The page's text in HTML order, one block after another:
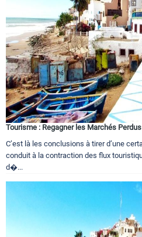
Tourisme : Regagner les Marchés Perdus
C’est là les conclusions à tirer d’une
conduit à la contraction des flux
d�...